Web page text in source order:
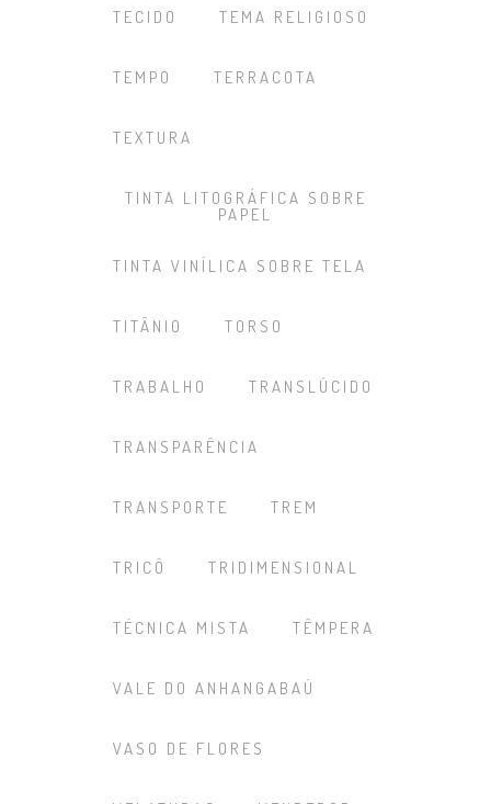
TECIDO TEMA RELIGIOSO
TEMPO TERRACOTA
TEXTURA
TINTA LITOGRÁFICA SOBRE
PAPEL
TINTA VINÍLICA SOBRE TELA
TITÂNIO TORSO
TRABALHO TRANSLÚCIDO
TRANSPARÊNCIA
TRANSPORTE TREM
TRICÔ TRIDIMENSIONAL
TÉCNICA MISTA TÊMPERA
VALE DO ANHANGABAÚ
VASO DE FLORES